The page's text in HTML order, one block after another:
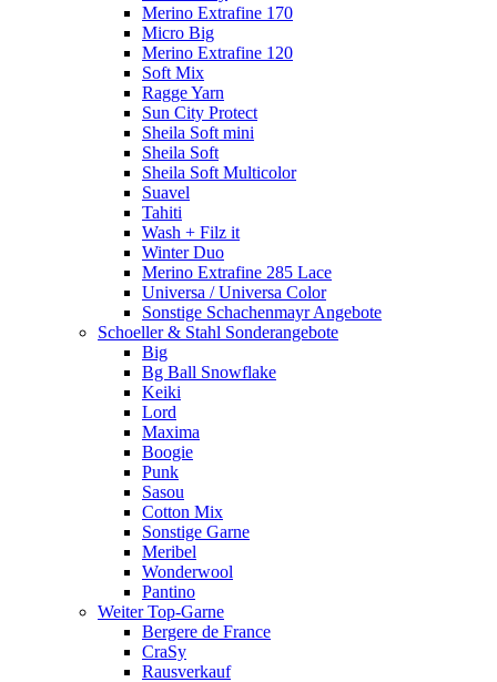
Merino Extrafine 170
Micro Big
Merino Extrafine 120
Soft Mix
Ragge Yarn
Sun City Protect
Sheila Soft mini
Sheila Soft
Sheila Soft Multicolor
Suavel
Tahiti
Wash + Filz it
Winter Duo
Merino Extrafine 285 Lace
Universa / Universa Color
Sonstige Schachenmayr Angebote
Schoeller & Stahl Sonderangebote
Big
Bg Ball Snowflake
Keiki
Lord
Maxima
Boogie
Punk
Sasou
Cotton Mix
Sonstige Garne
Meribel
Wonderwool
Pantino
Weiter Top-Garne
Bergere de France
CraSy
Rausverkauf